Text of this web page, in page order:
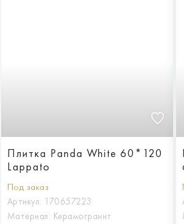
Плитка Panda White 60*120
Lappato
Под заказ
Артикул: 170657223
Материал: Керамогранит